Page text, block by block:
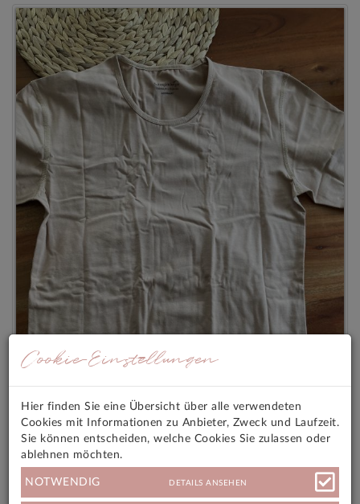
22,00 €
Cookie-Einstellungen
Hier finden Sie eine Übersicht über alle verwendeten
Cookies mit Informationen zu Anbieter, Zweck und Laufzeit.
Sie können entscheiden, welche Cookies Sie zulassen oder
ablehnen möchten.
NOTWENDIG DETAILS ANSEHEN